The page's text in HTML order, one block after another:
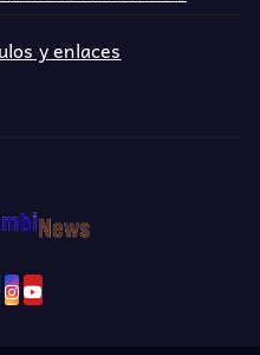
y enlaces